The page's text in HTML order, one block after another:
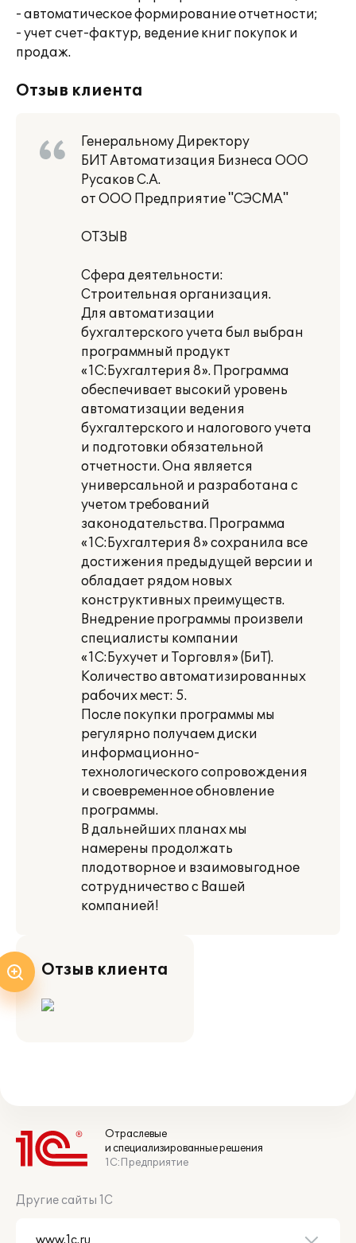
- автоматическое формирование отчетности;
- учет счет-фактур, ведение книг покупок и
продаж.
Отзыв клиента
Генеральному Директору
БИТ Автоматизация Бизнеса ООО
Русаков С.А.
от ООО Предприятие "СЭСМА"
ОТЗЫВ
Сфера деятельности:
Строительная организация.
Для автоматизации
бухгалтерского учета был выбран
программный продукт
«1С:Бухгалтерия 8». Программа
обеспечивает высокий уровень
автоматизации ведения
бухгалтерского и налогового учета
и подготовки обязательной
отчетности. Она является
универсальной и разработана с
учетом требований
законодательства. Программа
«1С:Бухгалтерия 8» сохранила все
достижения предыдущей версии и
обладает рядом новых
конструктивных преимуществ.
Внедрение программы произвели
специалисты компании
«1С:Бухучет и Торговля» (БиТ).
Количество автоматизированных
рабочих мест: 5.
После покупки программы мы
регулярно получаем диски
информационно-
технологического сопровождения
и своевременное обновление
программы.
В дальнейших планах мы
намерены продолжать
плодотворное и взаимовыгодное
сотрудничество с Вашей
компанией!
Отзыв клиента
Отраслевые
и специализированные решения
1С:Предприятие
Другие сайты 1С